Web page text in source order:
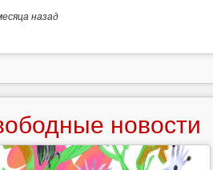
назад
новости